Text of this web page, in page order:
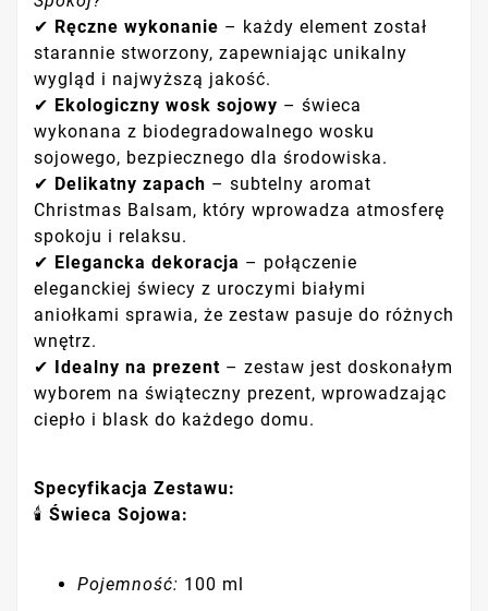
✔ Ręczne wykonanie – każdy element został
starannie stworzony, zapewniając unikalny
wygląd i najwyższą jakość.
✔ Ekologiczny wosk sojowy – świeca
wykonana z biodegradowalnego wosku
sojowego, bezpiecznego dla środowiska.
✔ Delikatny zapach – subtelny aromat
Christmas Balsam, który wprowadza atmosferę
spokoju i relaksu.
✔ Elegancka dekoracja – połączenie
eleganckiej świecy z uroczymi białymi
aniołkami sprawia, że zestaw pasuje do różnych
wnętrz.
✔ Idealny na prezent – zestaw jest doskonałym
wyborem na świąteczny prezent, wprowadzając
ciepło i blask do każdego domu.
Specyfikacja Zestawu:
🕯 Świeca Sojowa:
Pojemność: 100 ml